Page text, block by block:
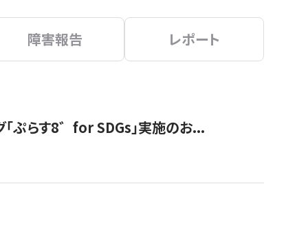
障害報告 レポート
ぷらす8゛for SDGs」実施のお...